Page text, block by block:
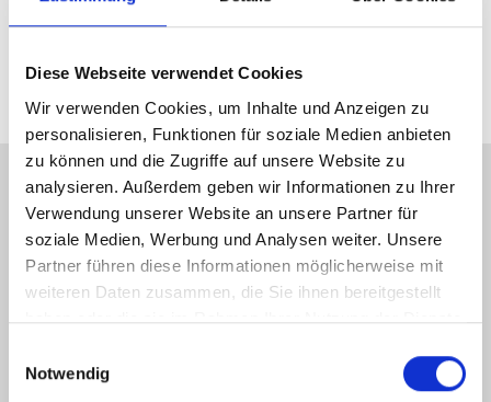
Diese Webseite verwendet Cookies
Wir verwenden Cookies, um Inhalte und Anzeigen zu
personalisieren, Funktionen für soziale Medien anbieten
zu können und die Zugriffe auf unsere Website zu
analysieren. Außerdem geben wir Informationen zu Ihrer
Verwendung unserer Website an unsere Partner für
soziale Medien, Werbung und Analysen weiter. Unsere
Partner führen diese Informationen möglicherweise mit
weiteren Daten zusammen, die Sie ihnen bereitgestellt
haben oder die sie im Rahmen Ihrer Nutzung der Dienste
Notwendig
KONTAKT
Gelderner Fahrradprofi
Hartstraße 15-17
47608 Geldern
Tel.: 02831 9772041